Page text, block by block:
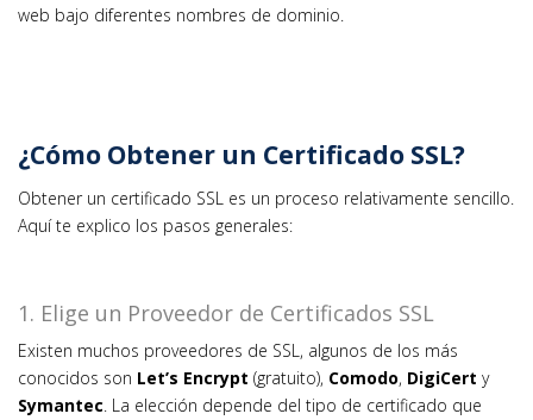
web bajo diferentes nombres de dominio.
¿Cómo Obtener un Certificado SSL?
Obtener un certificado SSL es un proceso relativamente sencillo.
Aquí te explico los pasos generales:
1. Elige un Proveedor de Certificados SSL
Existen muchos proveedores de SSL, algunos de los más
conocidos son Let’s Encrypt (gratuito), Comodo, DigiCert y
Symantec. La elección depende del tipo de certificado que